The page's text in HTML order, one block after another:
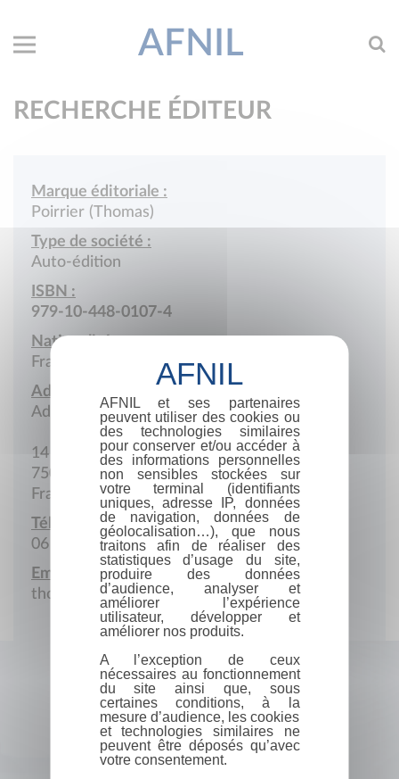
AFNIL
RECHERCHE ÉDITEUR
Marque éditoriale :
Poirrier (Thomas)
Type de société :
Auto-édition
ISBN :
979-10-448-0107-4
Nationalité :
France
Adresse :
Adresse postale
14 Rue du Cambodge
75020 Paris
France
Téléphone portable :
06 60 13 40 40
Email :
thomaspoirrier@hotmail.com
AFNIL et ses partenaires
peuvent utiliser des cookies ou
des technologies similaires
pour conserver et/ou accéder à
des informations personnelles
non sensibles stockées sur
votre terminal (identifiants
uniques, adresse IP, données
de navigation, données de
géolocalisation…), que nous
traitons afin de réaliser des
statistiques d’usage du site,
produire des données
d’audience, analyser et
améliorer l’expérience
utilisateur, développer et
améliorer nos produits.
A l’exception de ceux
nécessaires au fonctionnement
du site ainsi que, sous
certaines conditions, à la
mesure d’audience, les cookies
et technologies similaires ne
peuvent être déposés qu’avec
votre consentement.